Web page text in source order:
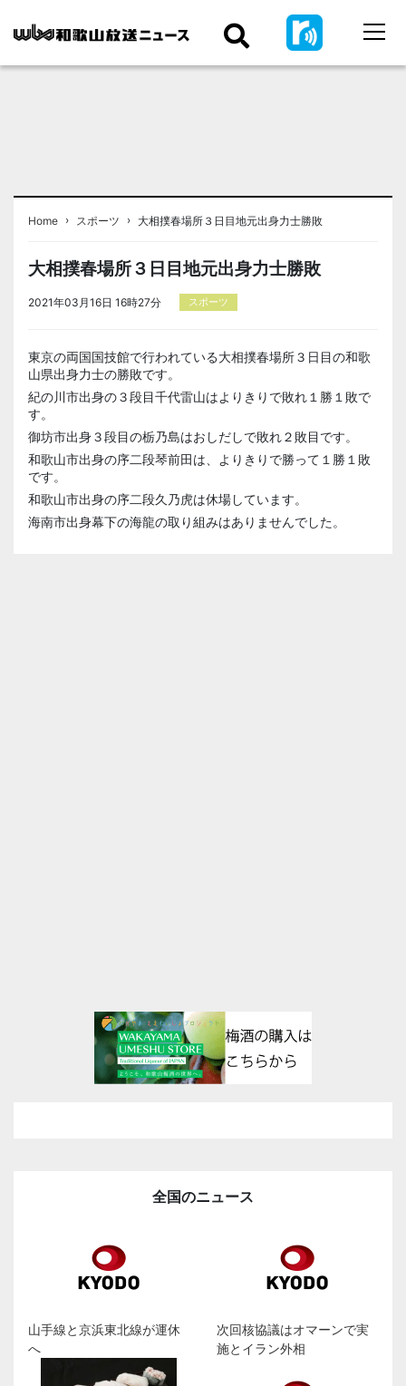
Home › スポーツ › 大相撲春場所３日目地元出身力士勝敗
大相撲春場所３日目地元出身力士勝敗
2021年03月16日 16時27分 スポーツ
東京の両国国技館で行われている大相撲春場所３日目の和歌
山県出身力士の勝敗です。
紀の川市出身の３段目千代雷山はよりきりで敗れ１勝１敗で
す。
御坊市出身３段目の栃乃島はおしだしで敗れ２敗目です。
和歌山市出身の序二段琴前田は、よりきりで勝って１勝１敗
です。
和歌山市出身の序二段久乃虎は休場しています。
海南市出身幕下の海龍の取り組みはありませんでした。
全国のニュース
山手線と京浜東北線が運休
へ
次回核協議はオマーンで実
施とイラン外相